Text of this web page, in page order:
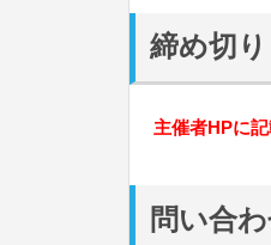
締め切り
主催者HPに
問い合